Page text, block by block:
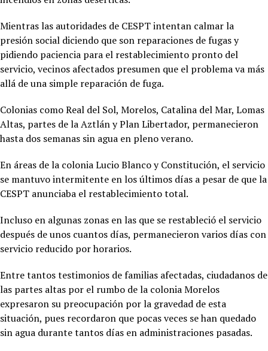
Mientras las autoridades de CESPT intentan calmar la
presión social diciendo que son reparaciones de fugas y
pidiendo paciencia para el restablecimiento pronto del
servicio, vecinos afectados presumen que el problema va más
allá de una simple reparación de fuga.
Colonias como Real del Sol, Morelos, Catalina del Mar, Lomas
Altas, partes de la Aztlán y Plan Libertador, permanecieron
hasta dos semanas sin agua en pleno verano.
En áreas de la colonia Lucio Blanco y Constitución, el servicio
se mantuvo intermitente en los últimos días a pesar de que la
CESPT anunciaba el restablecimiento total.
Incluso en algunas zonas en las que se restableció el servicio
después de unos cuantos días, permanecieron varios días con
servicio reducido por horarios.
Entre tantos testimonios de familias afectadas, ciudadanos de
las partes altas por el rumbo de la colonia Morelos
expresaron su preocupación por la gravedad de esta
situación, pues recordaron que pocas veces se han quedado
sin agua durante tantos días en administraciones pasadas.